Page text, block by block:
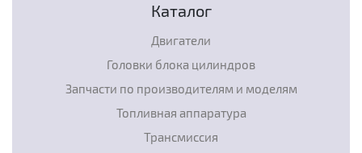
Каталог
Двигатели
Головки блока цилиндров
Запчасти по производителям и моделям
Топливная аппаратура
Трансмиссия